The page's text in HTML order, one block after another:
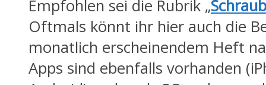
Empfohlen sei die Rubrik „
Oftmals könnt ihr hier auch die
monatlich erscheinendem Heft
Apps sind ebenfalls vorhanden